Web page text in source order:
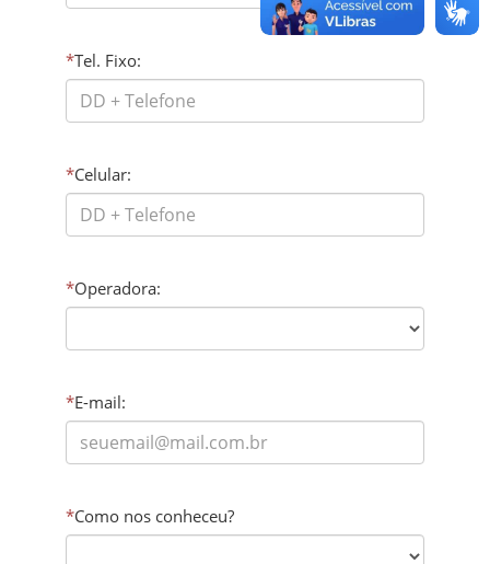
*Tel. Fixo:
*Celular:
*Operadora:
*E-mail:
*Como nos conheceu?